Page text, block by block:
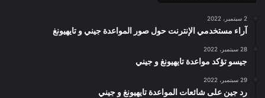
2 سبتمبر، 2022
آراء مستخدمي الإنترنت حول صور المواعدة جيني و تايهيونغ
28 سبتمبر، 2022
جيسو تؤكد مواعدة تايهيونغ و جيني
29 سبتمبر، 2022
رد جين على شائعات المواعدة تايهيونغ و جيني